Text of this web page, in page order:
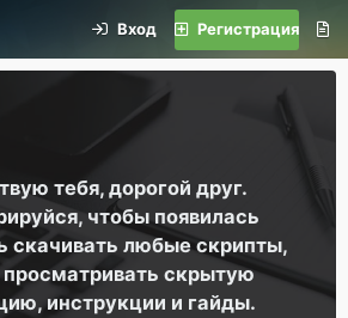
Вход Регистрация
тебя, дорогой друг.
чтобы появилась
скачивать любые скрипты,
скрытую
инструкции и гайды.